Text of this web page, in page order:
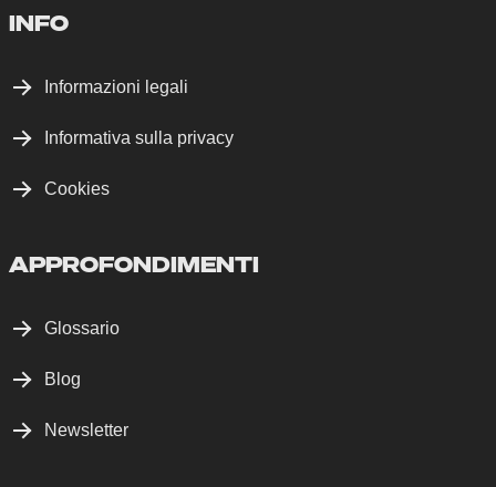
INFO
Informazioni legali
Informativa sulla privacy
Cookies
APPROFONDIMENTI
Glossario
Blog
Newsletter